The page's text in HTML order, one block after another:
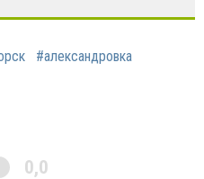
#александровка
0,0